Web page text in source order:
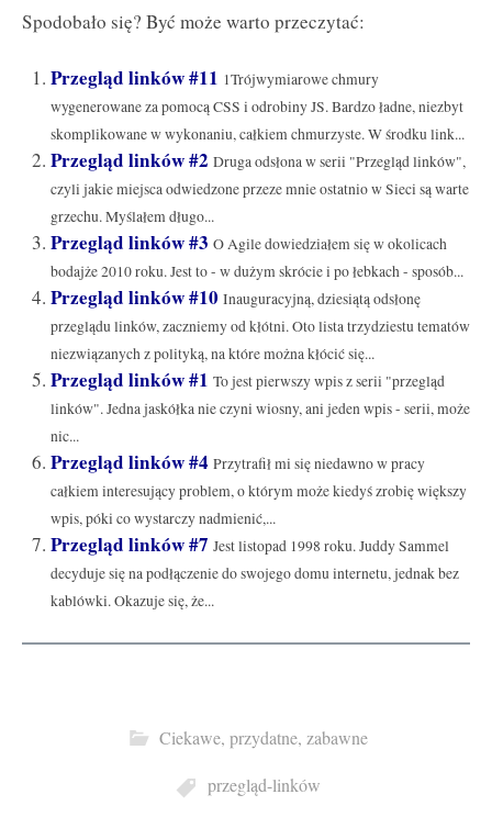
Spodobało się? Być może warto przeczytać:
Przegląd linków #11 1Trójwymiarowe chmury
wygenerowane za pomocą CSS i odrobiny JS. Bardzo ładne, niezbyt
skomplikowane w wykonaniu, całkiem chmurzyste. W środku link...
Przegląd linków #2 Druga odsłona w serii "Przegląd linków",
czyli jakie miejsca odwiedzone przeze mnie ostatnio w Sieci są warte
grzechu. Myślałem długo...
Przegląd linków #3 O Agile dowiedziałem się w okolicach
bodajże 2010 roku. Jest to - w dużym skrócie i po łebkach - sposób...
Przegląd linków #10 Inauguracyjną, dziesiątą odsłonę
przeglądu linków, zaczniemy od kłótni. Oto lista trzydziestu tematów
niezwiązanych z polityką, na które można kłócić się...
Przegląd linków #1 To jest pierwszy wpis z serii "przegląd
linków". Jedna jaskółka nie czyni wiosny, ani jeden wpis - serii, może
nic...
Przegląd linków #4 Przytrafił mi się niedawno w pracy
całkiem interesujący problem, o którym może kiedyś zrobię większy
wpis, póki co wystarczy nadmienić,...
Przegląd linków #7 Jest listopad 1998 roku. Juddy Sammel
decyduje się na podłączenie do swojego domu internetu, jednak bez
kablówki. Okazuje się, że...
Ciekawe, przydatne, zabawne
przegląd-linków